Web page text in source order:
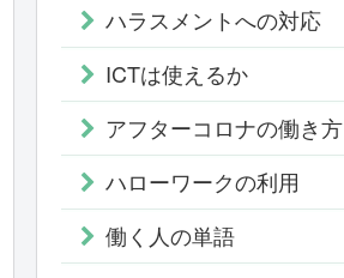
ハラスメントへの対応
ICTは使えるか
アフターコロナの働き方
ハローワークの利用
働く人の単語